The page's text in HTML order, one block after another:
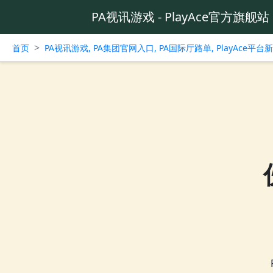
PA视讯游戏 - PlayAce官方旗舰站
首页 > PA视讯游戏, PA集团官网入口, PA国际厅路单, PlayAce平台